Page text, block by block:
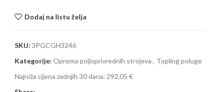
Dodaj na listu želja
SKU: 3PGCGH3246
Kategorije: Oprema poljoprivrednih strojeva, Topling poluge
Najniža cijena zadnjih 30 dana: 292,05 €